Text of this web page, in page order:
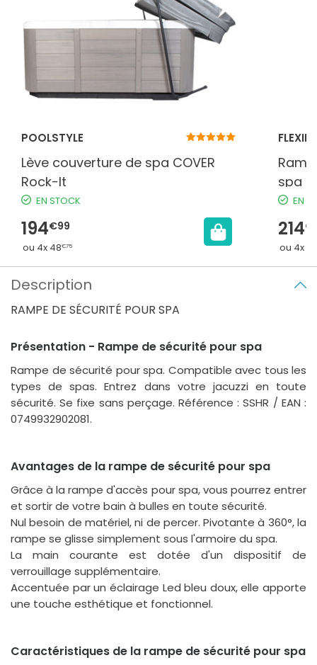
POOLSTYLE
Lève couverture de spa COVER
Rock-It
EN STOCK
194€99
ou 4x 48€75
spa
EN
214
ou 4x 53
Description
RAMPE DE SÉCURITÉ POUR SPA
Présentation - Rampe de sécurité pour spa
Rampe de sécurité pour spa. Compatible avec tous les
types de spas. Entrez dans votre jacuzzi en toute
sécurité. Se fixe sans perçage. Référence : SSHR / EAN :
0749932902081.
Avantages de la rampe de sécurité pour spa
Grâce à la rampe d'accès pour spa, vous pourrez entrer
et sortir de votre bain à bulles en toute sécurité.
Nul besoin de matériel, ni de percer. Pivotante à 360°, la
rampe se glisse simplement sous l'armoire du spa.
La main courante est dotée d'un dispositif de
verrouillage supplémentaire.
Accentuée par un éclairage Led bleu doux, elle apporte
une touche esthétique et fonctionnel.
Caractéristiques de la rampe de sécurité pour spa